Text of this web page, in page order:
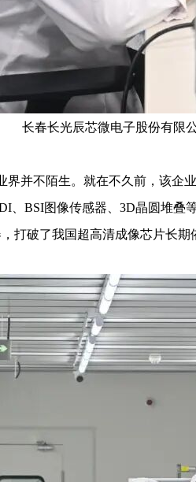
长春长光辰芯微电子股份有限
界并不陌生。就在不久前，该企
、BSI图像传感器、3D晶圆堆叠
打破了我国超高清成像芯片长